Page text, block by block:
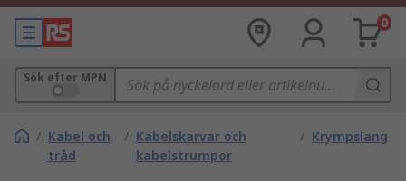
0
Sök efter MPN
/ Kabel och
tråd
/ Kabelskarvar och
kabelstrumpor
/ Krympslang